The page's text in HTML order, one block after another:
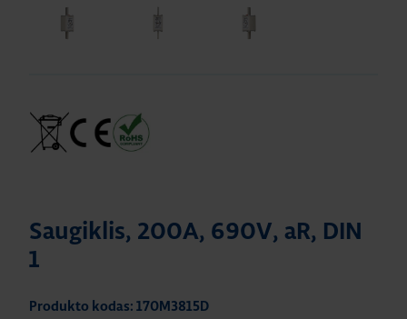
Saugiklis, 200A, 690V, aR, DIN
1
Produkto kodas: 170M3815D